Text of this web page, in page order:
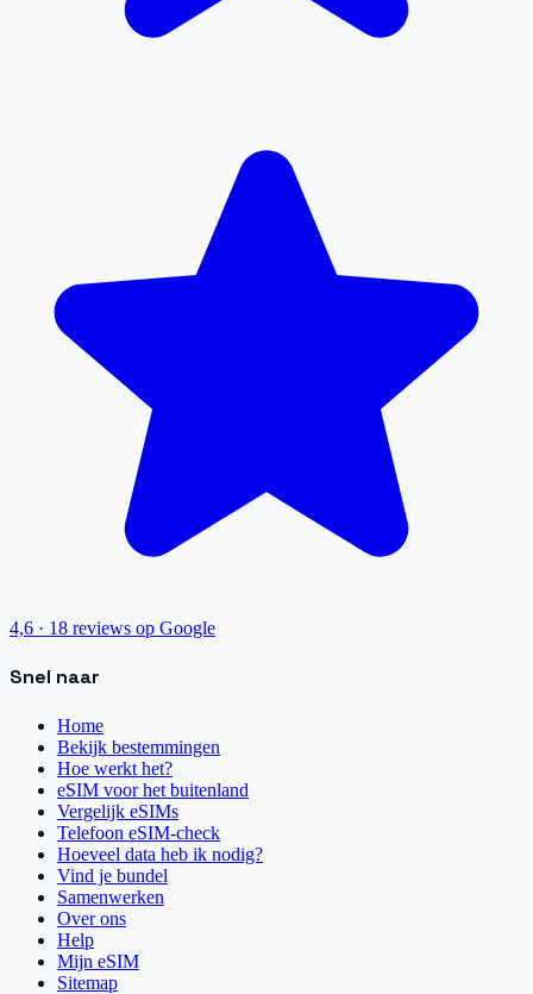
4,6 · 18 reviews op Google
Snel naar
Home
Bekijk bestemmingen
Hoe werkt het?
eSIM voor het buitenland
Vergelijk eSIMs
Telefoon eSIM-check
Hoeveel data heb ik nodig?
Vind je bundel
Samenwerken
Over ons
Help
Mijn eSIM
Sitemap